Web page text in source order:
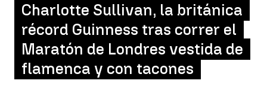
Charlotte Sullivan, la británica
récord Guinness tras correr el
Maratón de Londres vestida de
flamenca y con tacones